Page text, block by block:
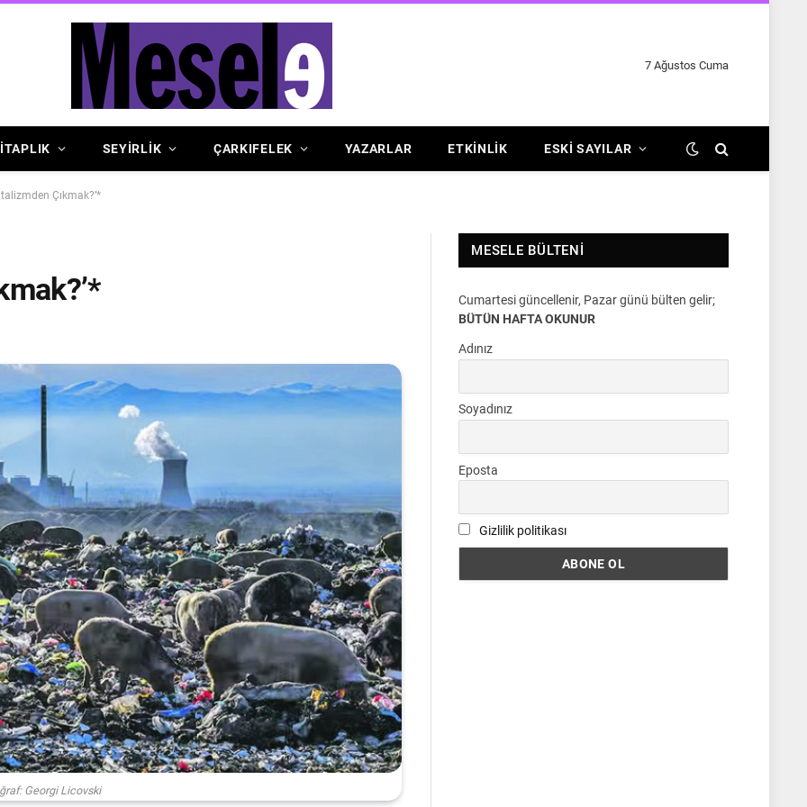
7 Ağustos Cuma
SEYİRLİK ÇARKIFELEK YAZARLAR ETKINLIK ESKI SAYILAR
Çıkmak?’*
Georgi Licovski
MESELE BÜLTENI
Cumartesi güncellenir, Pazar günü bülten gelir;
BÜTÜN HAFTA OKUNUR
Adınız
Soyadınız
Eposta
Gizlilik politikası